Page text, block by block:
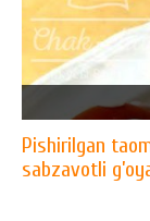
Pishirilgan
sabzavotli